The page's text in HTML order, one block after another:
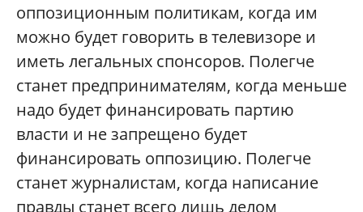
оппозиционным политикам, когда им
можно будет говорить в телевизоре и
иметь легальных спонсоров. Полегче
станет предпринимателям, когда меньше
надо будет финансировать партию
власти и не запрещено будет
финансировать оппозицию. Полегче
станет журналистам, когда написание
правды станет всего лишь делом